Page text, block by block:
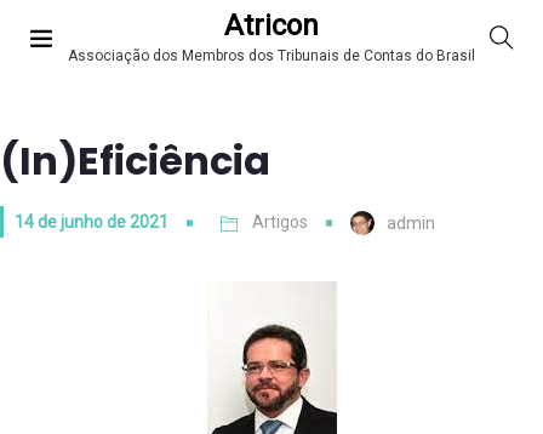
Atricon
Associação dos Membros dos Tribunais de Contas do Brasil
(In)Eficiência
14 de junho de 2021 Artigos admin